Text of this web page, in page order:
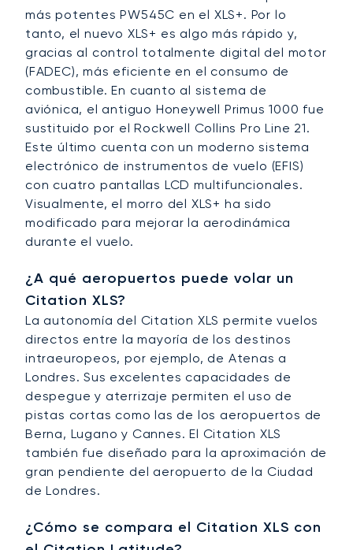
más potentes PW545C en el XLS+. Por lo
tanto, el nuevo XLS+ es algo más rápido y,
gracias al control totalmente digital del motor
(FADEC), más eficiente en el consumo de
combustible. En cuanto al sistema de
aviónica, el antiguo Honeywell Primus 1000 fue
sustituido por el Rockwell Collins Pro Line 21.
Este último cuenta con un moderno sistema
electrónico de instrumentos de vuelo (EFIS)
con cuatro pantallas LCD multifuncionales.
Visualmente, el morro del XLS+ ha sido
modificado para mejorar la aerodinámica
durante el vuelo.
¿A qué aeropuertos puede volar un
Citation XLS?
La autonomía del Citation XLS permite vuelos
directos entre la mayoría de los destinos
intraeuropeos, por ejemplo, de Atenas a
Londres. Sus excelentes capacidades de
despegue y aterrizaje permiten el uso de
pistas cortas como las de los aeropuertos de
Berna, Lugano y Cannes. El Citation XLS
también fue diseñado para la aproximación de
gran pendiente del aeropuerto de la Ciudad
de Londres.
¿Cómo se compara el Citation XLS con